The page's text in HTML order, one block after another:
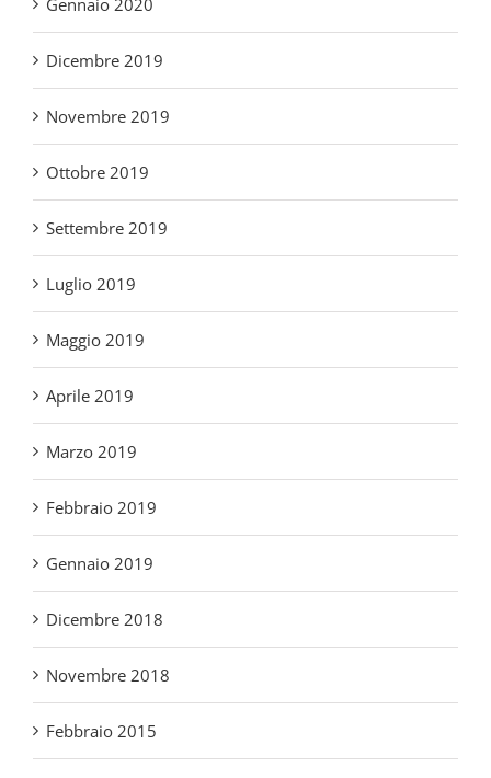
Ottobre 2019
Settembre 2019
Luglio 2019
Maggio 2019
Aprile 2019
Marzo 2019
Febbraio 2019
Gennaio 2019
Dicembre 2018
Novembre 2018
Febbraio 2015
Gennaio 2015